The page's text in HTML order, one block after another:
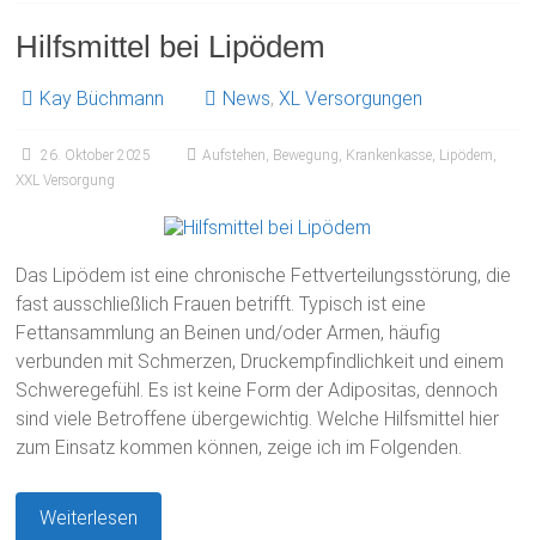
Hilfsmittel bei Lipödem
Kay Büchmann News,XL Versorgungen
26. Oktober 2025 Aufstehen, Bewegung, Krankenkasse, Lipödem,
XXL Versorgung
Das Lipödem ist eine chronische Fettverteilungsstörung, die
fast ausschließlich Frauen betrifft. Typisch ist eine
Fettansammlung an Beinen und/oder Armen, häufig
verbunden mit Schmerzen, Druckempfindlichkeit und einem
Schweregefühl. Es ist keine Form der Adipositas, dennoch
sind viele Betroffene übergewichtig. Welche Hilfsmittel hier
zum Einsatz kommen können, zeige ich im Folgenden.
Weiterlesen